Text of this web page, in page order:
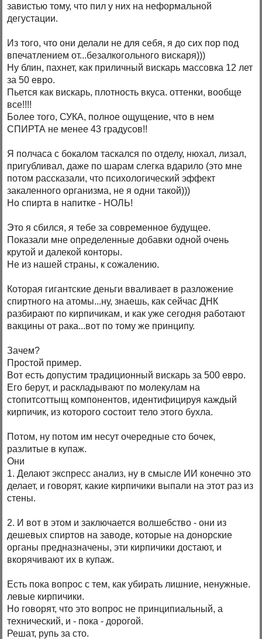
завистью тому, что пил у них на неформальной
дегустации.
Из того, что они делали не для себя, я до сих пор под
впечатлением от...безалкогольного вискаря)))
Ну блин, пахнет, как приличный вискарь массовка 12 лет
за 50 евро.
Пьется как вискарь, плотность вкуса. оттенки, вообще
все!!!!
Более того, СУКА, полное ощущение, что в нем
СПИРТА не менее 43 градусов!!
Я полчаса с бокалом таскался по отделу, нюхал, лизал,
пригубливал, даже по шарам слегка вдарило (это мне
потом рассказали, что психологический эффект
закаленного организма, не я одни такой)))
Но спирта в напитке - НОЛЬ!
Это я сбился, я тебе за современное будущее.
Показали мне определенные добавки одной очень
крутой и далекой конторы.
Не из нашей страны, к сожалению.
Которая гигантские деньги вваливает в разложение
спиртного на атомы...ну, знаешь, как сейчас ДНК
разбирают по кирпичикам, и как уже сегодня работают
вакцины от рака...вот по тому же принципу.
Зачем?
Простой пример.
Вот есть допустим традиционный вискарь за 500 евро.
Его берут, и раскладывают по молекулам на
стопитсоттыщ компонентов, идентифицируя каждый
кирпичик, из которого состоит тело этого бухла.
Потом, ну потом им несут очередные сто бочек,
разлитые в купаж.
Они
1. Делают экспресс анализ, ну в смысле ИИ конечно это
делает, и говорят, какие кирпичики выпали на этот раз из
стены.
2. И вот в этом и заключается волшебство - они из
дешевых спиртов на заводе, которые на донорские
органы предназначены, эти кирпичики достают, и
вкорячивают их в купаж.
Есть пока вопрос с тем, как убирать лишние, ненужные.
левые кирпичики.
Но говорят, что это вопрос не принципиальный, а
технический, и - пока - дорогой.
Решат, рупь за сто.